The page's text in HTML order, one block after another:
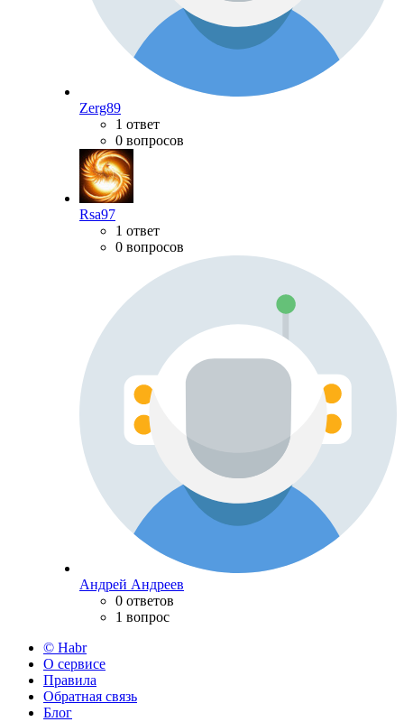
Zerg89
1 ответ
0 вопросов
Rsa97
1 ответ
0 вопросов
Андрей Андреев
0 ответов
1 вопрос
© Habr
О сервисе
Правила
Обратная связь
Блог